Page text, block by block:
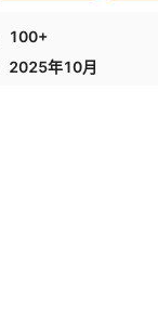
100+
2025年10月